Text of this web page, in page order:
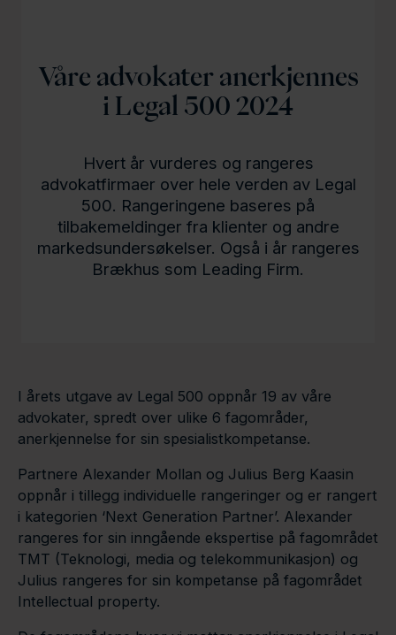
Våre advokater anerkjennes
i Legal 500 2024
Hvert år vurderes og rangeres
advokatfirmaer over hele verden av Legal
500. Rangeringene baseres på
tilbakemeldinger fra klienter og andre
markedsundersøkelser. Også i år rangeres
Brækhus som Leading Firm.
I årets utgave av Legal 500 oppnår 19 av våre
advokater, spredt over ulike 6 fagområder,
anerkjennelse for sin spesialistkompetanse.
Partnere Alexander Mollan og Julius Berg Kaasin
oppnår i tillegg individuelle rangeringer og er rangert
i kategorien ‘Next Generation Partner’. Alexander
rangeres for sin inngående ekspertise på fagområdet
TMT (Teknologi, media og telekommunikasjon) og
Julius rangeres for sin kompetanse på fagområdet
Intellectual property.